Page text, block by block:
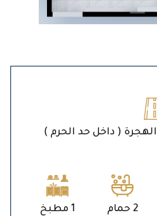
( داخل حد الحرم )
2 حمام 1 مطبخ